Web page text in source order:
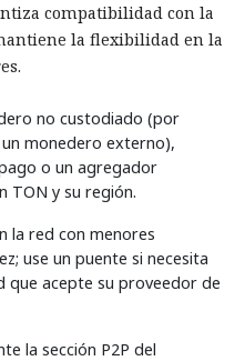
compatibilidad con la
la flexibilidad en la
no custodiado (por
monedero externo),
o un agregador
TON y su región.
la red con menores
use un puente si necesita
que acepte su proveedor de
la sección P2P del